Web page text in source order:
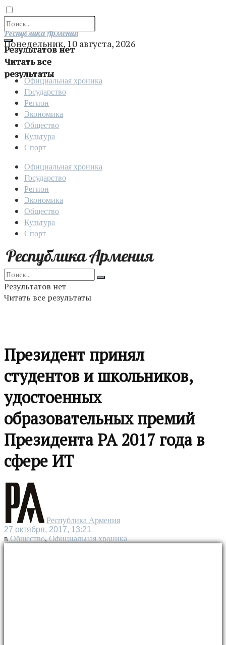
Результатов нет
Читать все
результаты
Отправить
Республика Армения
Понедельник, 10 августа, 2026
Официальная хроника
Государство
Регион
Экономика
Общество
Культура
Спорт
Официальная хроника
Государство
Регион
Экономика
Общество
Культура
Спорт
Результатов нет
Читать все результаты
Президент принял
студентов и школьников,
удостоенных
образовательных премий
Президента РА 2017 года в
сфере ИТ
Республика Армения
27 октября, 2017, 13:21
в Общество,Официальная хроника